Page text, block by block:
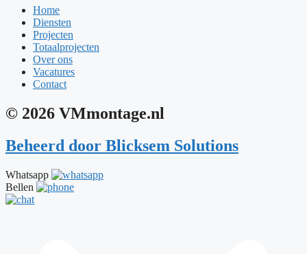
Home
Diensten
Projecten
Totaalprojecten
Over ons
Vacatures
Contact
© 2026 VMmontage.nl
Beheerd door Blicksem Solutions
Whatsapp
Bellen